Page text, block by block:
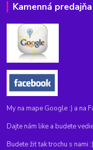
Kamenná
My na mape Google :) a na
Dajte nám like a budete
Budete žiť tak trochu s nami :)